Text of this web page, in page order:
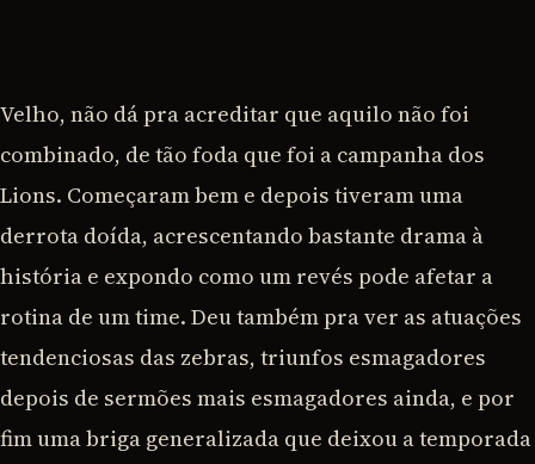
Velho, não dá pra acreditar que aquilo não foi
combinado, de tão foda que foi a campanha dos
Lions. Começaram bem e depois tiveram uma
derrota doída, acrescentando bastante drama à
história e expondo como um revés pode afetar a
rotina de um time. Deu também pra ver as atuações
tendenciosas das zebras, triunfos esmagadores
depois de sermões mais esmagadores ainda, e por
fim uma briga generalizada que deixou a temporada